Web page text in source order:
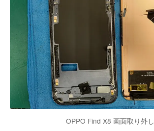
OPPO Find X8 画面取り外し